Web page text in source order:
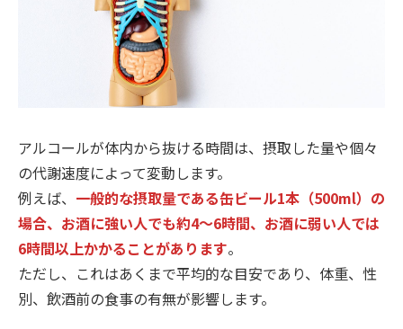
アルコールが体内から抜ける時間は、摂取した量や個々
の代謝速度によって変動します。
例えば、 一般的な摂取量である缶ビール1本（500ml）の
場合、お酒に強い人でも約4〜6時間、お酒に弱い人では
6時間以上かかることがあります。
ただし、これはあくまで平均的な目安であり、体重、性
別、飲酒前の食事の有無が影響します。